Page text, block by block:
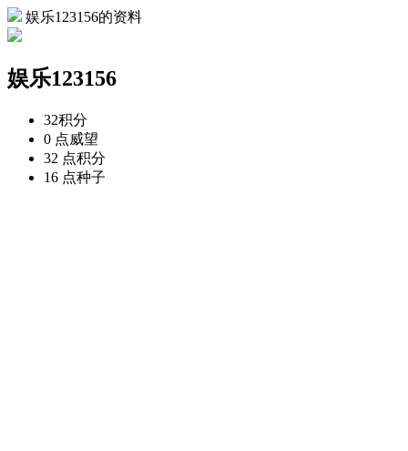
娱乐123156的资料
娱乐123156
32积分
0 点威望
32 点积分
16 点种子